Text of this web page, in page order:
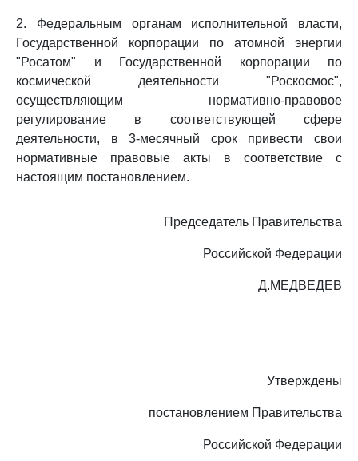
2. Федеральным органам исполнительной власти,
Государственной корпорации по атомной энергии
"Росатом" и Государственной корпорации по
космической деятельности "Роскосмос",
осуществляющим нормативно-правовое
регулирование в соответствующей сфере
деятельности, в 3-месячный срок привести свои
нормативные правовые акты в соответствие с
настоящим постановлением.
Председатель Правительства
Российской Федерации
Д.МЕДВЕДЕВ
Утверждены
постановлением Правительства
Российской Федерации